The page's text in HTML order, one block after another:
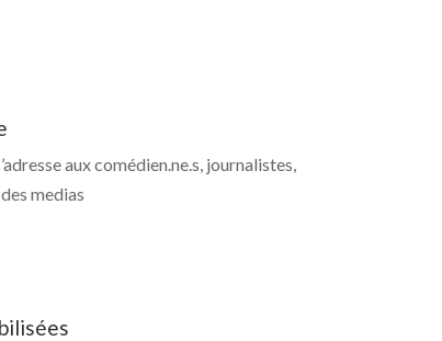
aux comédien.ne.s, journalistes,
medias